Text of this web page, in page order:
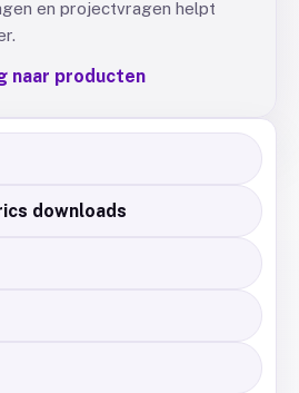
en projectvragen helpt
naar producten
downloads